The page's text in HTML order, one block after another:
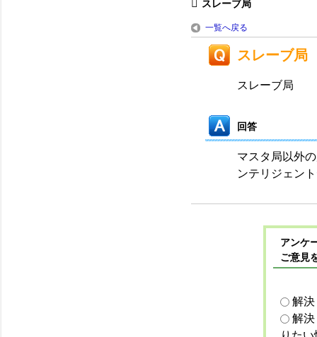
スレーブ局
一覧へ戻る
スレーブ局
スレーブ局
回答
マスタ局以外
ンテリジェン
アンケ
ご意見
解
解